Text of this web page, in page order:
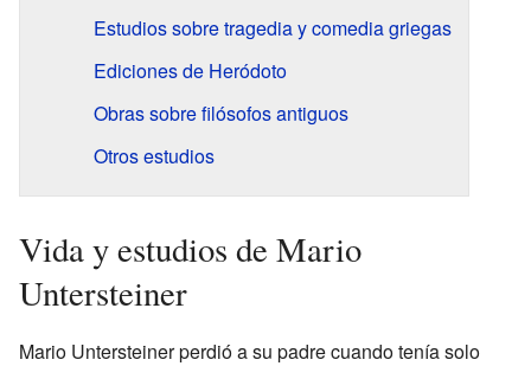
Estudios sobre tragedia y comedia griegas
Ediciones de Heródoto
Obras sobre filósofos antiguos
Otros estudios
Vida y estudios de Mario
Untersteiner
Mario Untersteiner perdió a su padre cuando tenía solo